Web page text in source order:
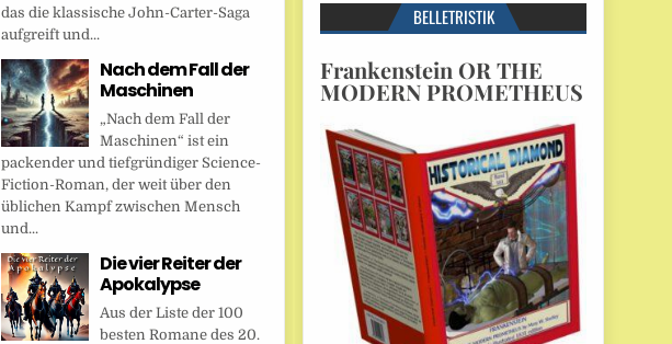
das die klassische John-Carter-Saga
aufgreift und...
Nach dem Fall der
Maschinen
„Nach dem Fall der
Maschinen“ ist ein
packender und tiefgründiger Science-
Fiction-Roman, der weit über den
üblichen Kampf zwischen Mensch
und...
Die vier Reiter der
Apokalypse
Aus der Liste der 100
besten Romane des 20.
BELLETRISTIK
Frankenstein OR THE
MODERN PROMETHEUS